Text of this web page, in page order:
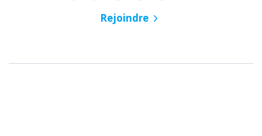
Rejoindre